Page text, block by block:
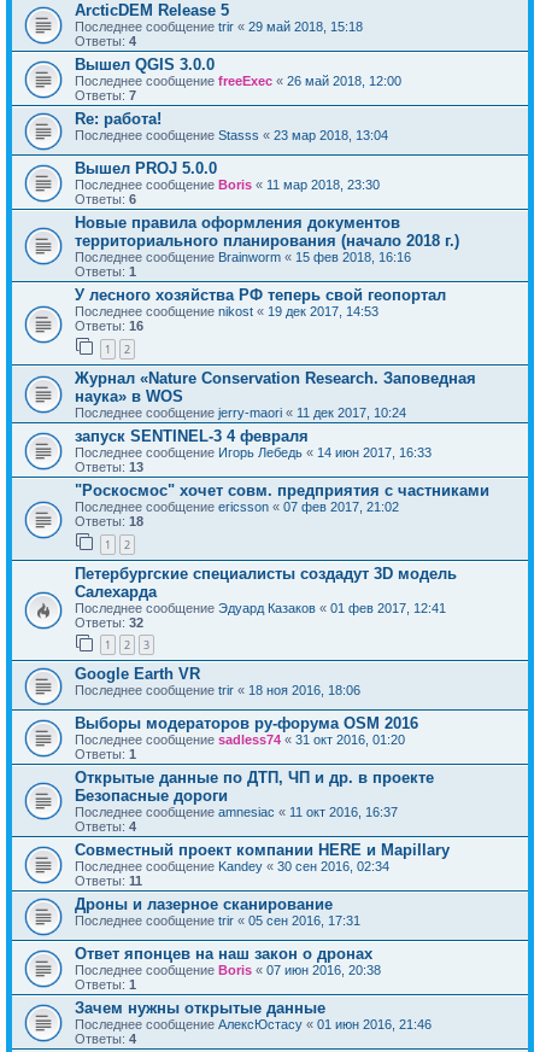
ArcticDEM Release 5
Последнее сообщение trir « 29 май 2018, 15:18
Ответы: 4
Вышел QGIS 3.0.0
Последнее сообщение freeExec « 26 май 2018, 12:00
Ответы: 7
Re: работа!
Последнее сообщение Stasss « 23 мар 2018, 13:04
Вышел PROJ 5.0.0
Последнее сообщение Boris « 11 мар 2018, 23:30
Ответы: 6
Новые правила оформления документов
территориального планирования (начало 2018 г.)
Последнее сообщение Brainworm « 15 фев 2018, 16:16
Ответы: 1
У лесного хозяйства РФ теперь свой геопортал
Последнее сообщение nikost « 19 дек 2017, 14:53
Ответы: 16
1 2
Журнал «Nature Conservation Research. Заповедная
наука» в WOS
Последнее сообщение jerry-maori « 11 дек 2017, 10:24
запуск SENTINEL-3 4 февраля
Последнее сообщение Игорь Лебедь « 14 июн 2017, 16:33
Ответы: 13
"Роскосмос" хочет совм. предприятия с частниками
Последнее сообщение ericsson « 07 фев 2017, 21:02
Ответы: 18
1 2
Петербургские специалисты создадут 3D модель
Салехарда
Последнее сообщение Эдуард Казаков « 01 фев 2017, 12:41
Ответы: 32
1 2 3
Google Earth VR
Последнее сообщение trir « 18 ноя 2016, 18:06
Выборы модераторов ру-форума OSM 2016
Последнее сообщение sadless74 « 31 окт 2016, 01:20
Ответы: 1
Открытые данные по ДТП, ЧП и др. в проекте
Безопасные дороги
Последнее сообщение amnesiac « 11 окт 2016, 16:37
Ответы: 4
Совместный проект компании HERE и Mapillary
Последнее сообщение Kandey « 30 сен 2016, 02:34
Ответы: 11
Дроны и лазерное сканирование
Последнее сообщение trir « 05 сен 2016, 17:31
Ответ японцев на наш закон о дронах
Последнее сообщение Boris « 07 июн 2016, 20:38
Ответы: 1
Зачем нужны открытые данные
Последнее сообщение АлексЮстасу « 01 июн 2016, 21:46
Ответы: 4